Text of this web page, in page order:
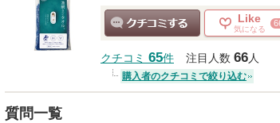
Like
気になる
クチコミ 65件 注目人数 66人
購入者のクチコミで絞り込む
質問一覧